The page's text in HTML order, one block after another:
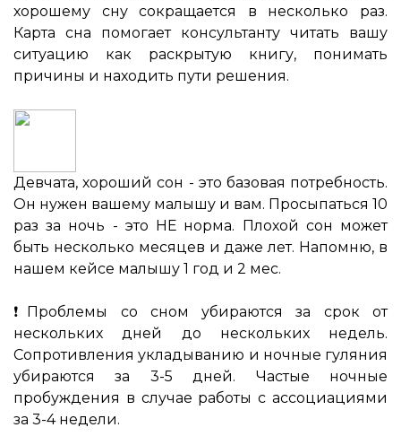
хорошему сну сокращается в несколько раз.
Карта сна помогает консультанту читать вашу
ситуацию как раскрытую книгу, понимать
причины и находить пути решения.
Девчата, хороший сон - это базовая потребность.
Он нужен вашему малышу и вам. Просыпаться 10
раз за ночь - это НЕ норма. Плохой сон может
быть несколько месяцев и даже лет. Напомню, в
нашем кейсе малышу 1 год и 2 мес.
❗️Проблемы со сном убираются за срок от
нескольких дней до нескольких недель.
Сопротивления укладыванию и ночные гуляния
убираются за 3-5 дней. Частые ночные
пробуждения в случае работы с ассоциациями
за 3-4 недели.